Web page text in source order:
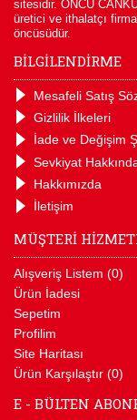
sitesidir. ÖNCÜ
üretici ve ithalatçı
öncüsüdür.
BİLGİLENDİRME
Mesafeli Satış
Gizlilik İlkeleri
İade ve Değişim
Sevkiyat
Hakkımızda
İletişim
MÜŞTERİ
Alışveriş Listem (0)
Ürün İadesi
Sepetim
Profilim
Site Haritası
Ürün Karşılaştır (0)
E - BÜLTEN